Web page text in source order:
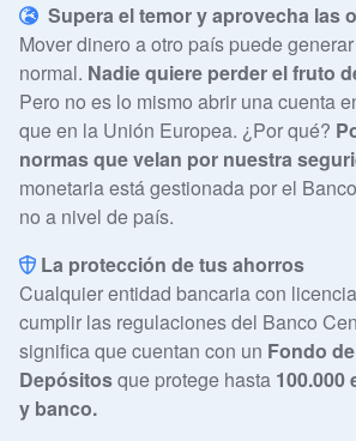
Supera el temor y aprovecha las
Mover dinero a otro país puede
normal. Nadie quiere perder el fruto
Pero no es lo mismo abrir una cuenta
que en la Unión Europea. ¿Por qué?
normas que velan por nuestra
monetaria está gestionada por el
no a nivel de país.
La protección de tus ahorros
Cualquier entidad bancaria con
cumplir las regulaciones del Banco
significa que cuentan con un Fondo
Depósitosque protege hasta 100.000
y banco.